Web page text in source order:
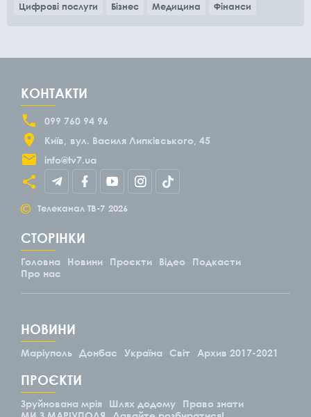
Цифрові послуги
Бізнес Медицина Фінанси
КОНТАКТИ
099 760 94 96
Київ
вул. Василя Липківського, 45
info@tv7.ua
© Телеканал ТВ-7 2026
СТОРІНКИ
Головна Новини Проєкти Відео
Подкасти
Про нас
НОВИНИ
Маріуполь Донбас Україна Світ Архив 2017-2021
ПРОЄКТИ
Зруйнована мрія Шлях додому
Право знати